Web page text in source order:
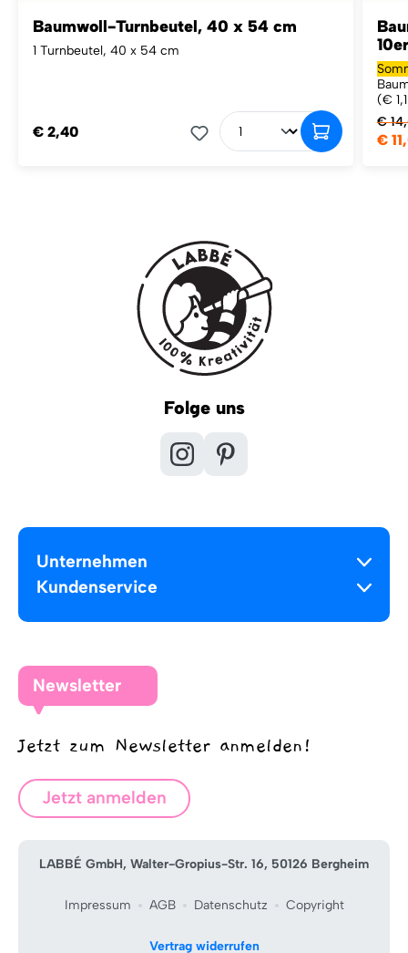
Baumwoll-Turnbeutel, 40 x 54 cm
1 Turnbeutel, 40 x 54 cm
€ 2,40
(€
€
€
Folge uns
Unternehmen
Kundenservice
Newsletter
Jetzt zum Newsletter anmelden!
Jetzt anmelden
LABBÉ GmbH, Walter-Gropius-Str. 16, 50126 Bergheim
Impressum AGB Datenschutz Copyright
Vertrag widerrufen